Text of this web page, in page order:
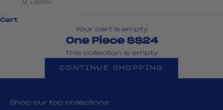
LOGIN
Cart
Your cart is empty
One Piece SS24
This collection is empty
CONTINUE SHOPPING
Shop our top collections